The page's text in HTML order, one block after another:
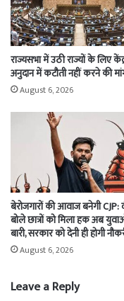
राज्यसभा में उठी राज्यों के लिए
अनुदान में कटौती नहीं करने की
August 6, 2026
बेरोजगारों की आवाज बनेगी CJP:
बोले छात्रों को मिला हक अब
बारी, सरकार को देनी ही होगी
August 6, 2026
Leave a Reply